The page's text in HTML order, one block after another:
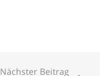
Nächster Beitrag